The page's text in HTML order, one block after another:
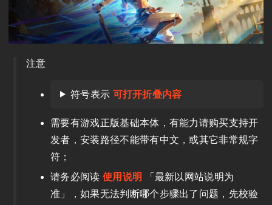
注意
符号表示 可打开折叠内容
需要有游戏正版基础本体，有能力请购买支持开
发者，安装路径不能带有中文，或其它非常规字
符；
请务必阅读 使用说明
「最新以网站说明为
准」，如果无法判断哪个步骤出了问题，先校验